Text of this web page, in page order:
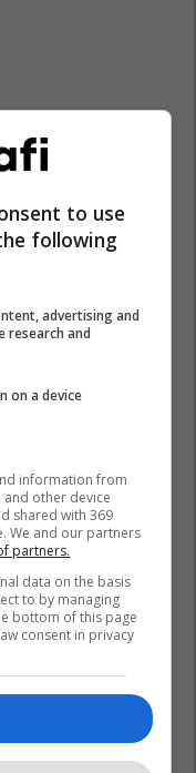
to use
following
advertising and
research and
on a device
information from
other device
shared with 369
We and our partners
partners.
data on the basis
to by managing
bottom of this page
consent in privacy